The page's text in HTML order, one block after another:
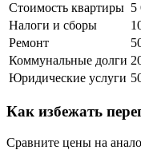
Стоимость квартиры 5
Налоги и сборы
Ремонт
Коммунальные долги
Юридические услуги
Как избежать
Сравните цены на